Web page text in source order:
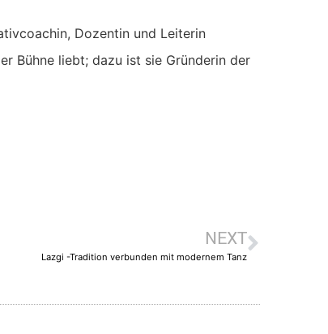
Dozentin und Leiterin
Bühne liebt; dazu ist sie Gründerin der
NEXT
Lazgi -Tradition verbunden mit modernem Tanz